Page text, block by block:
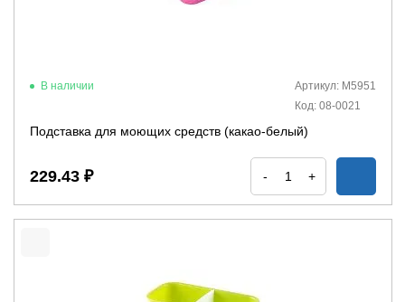
В наличии
Артикул: М5951
Код: 08-0021
Подставка для моющих средств (какао-белый)
229.43 ₽ - +